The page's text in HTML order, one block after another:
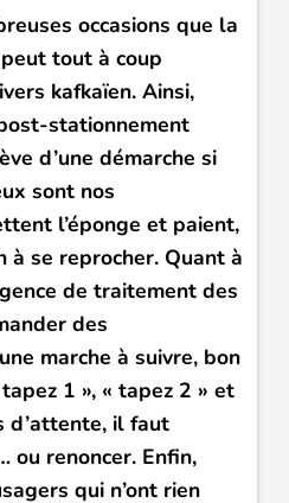
occasions que la
tout à coup
kafkaïen. Ainsi,
stationnement
d’une démarche si
sont nos
l’éponge et paient,
à se reprocher. Quant à
de traitement des
des
marche à suivre, bon
1 », « tapez 2 » et
d’attente, il faut
ou renoncer. Enfin,
qui n’ont rien